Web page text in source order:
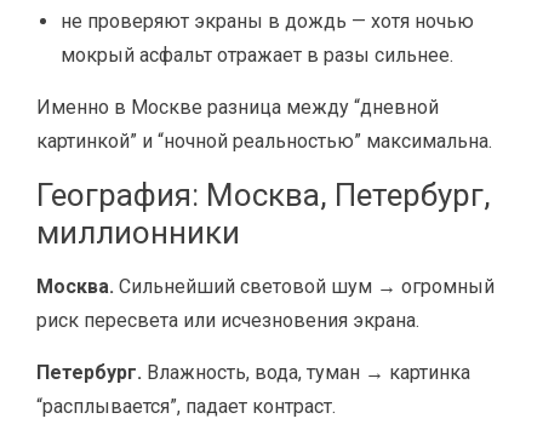
не проверяют экраны в дождь — хотя ночью
мокрый асфальт отражает в разы сильнее.
Именно в Москве разница между “дневной
картинкой” и “ночной реальностью” максимальна.
География: Москва, Петербург,
миллионники
Москва. Сильнейший световой шум → огромный
риск пересвета или исчезновения экрана.
Петербург. Влажность, вода, туман → картинка
“расплывается”, падает контраст.